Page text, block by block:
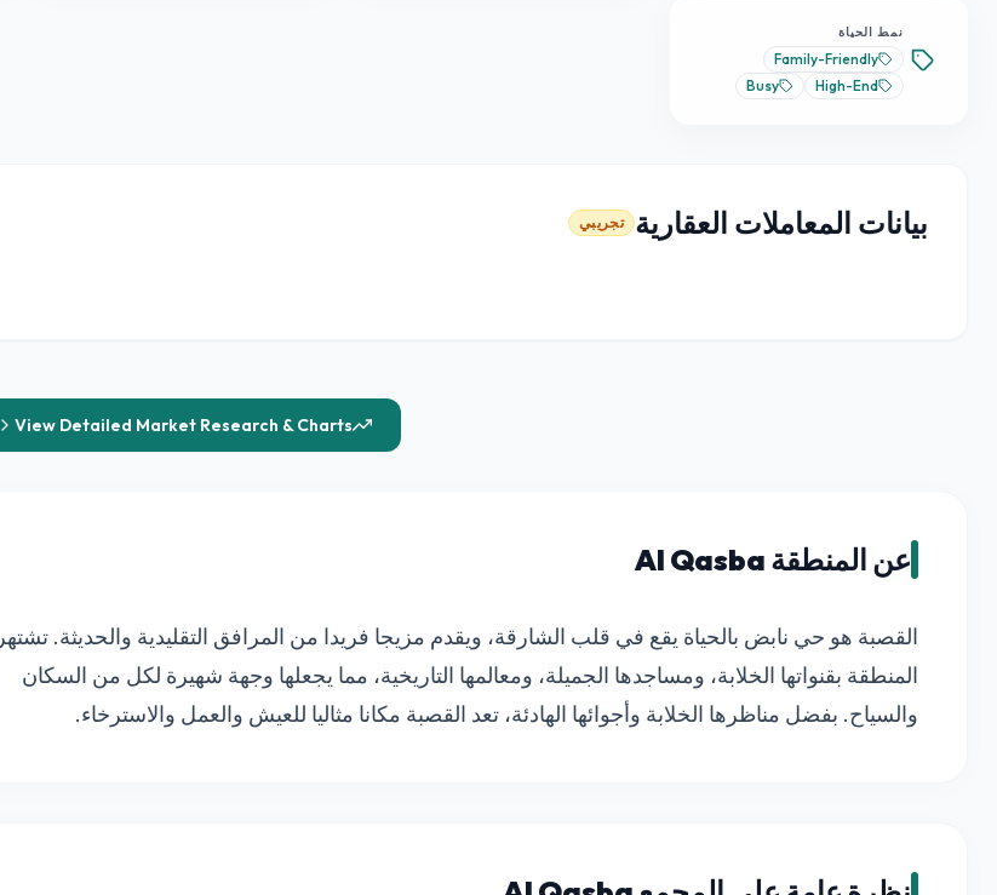
نمط الحياة
Family-Friendly
High-End
Busy
بيانات المعاملات العقارية تجريبي
View Detailed Market Research & Charts
عن المنطقة Al Qasba
القصبة هو حي نابض بالحياة يقع في قلب الشارقة، ويقدم مزيجا فريدا من المرافق التقليدية والحديثة. تشتهر
المنطقة بقنواتها الخلابة، ومساجدها الجميلة، ومعالمها التاريخية، مما يجعلها وجهة شهيرة لكل من السكان
والسياح. بفضل مناظرها الخلابة وأجوائها الهادئة، تعد القصبة مكانا مثاليا للعيش والعمل والاسترخاء.